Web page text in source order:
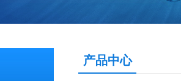
产品中心